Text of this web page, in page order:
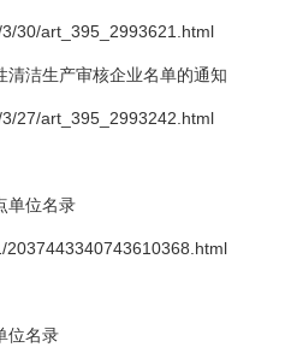
30/art_395_2993621.html
洁生产审核企业名单的通知
27/art_395_2993242.html
单位名录
2037443340743610368.html
位名录